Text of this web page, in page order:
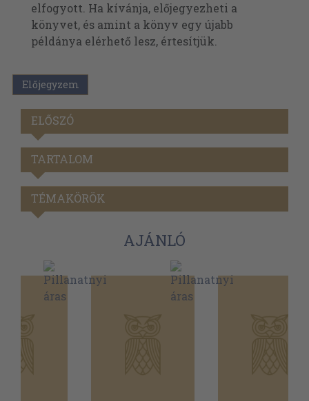
elfogyott. Ha kívánja, előjegyezheti a
könyvet, és amint a könyv egy újabb
példánya elérhető lesz, értesítjük.
Előjegyzem
ELŐSZÓ
TARTALOM
TÉMAKÖRÖK
AJÁNLÓ